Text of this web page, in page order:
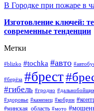
В Городке при пожаре в
Изготовление ключей:
современные тенденции
Метки
#blizko #tochka #авто
#берёза #брест
#гибель #гродно
#здоровье #каменец #кобрин
#минская_область #мото